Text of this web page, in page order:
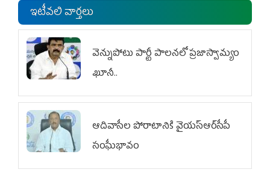
ఇటీవలి వార్తలు
వెన్నుపోటు పార్టీ పాలనలో ప్రజాస్వామ్యం
ఖూనీ..
ఆదివాసీల పోరాటానికి వైయ‌స్ఆర్‌సీపీ
సంఘీభావం